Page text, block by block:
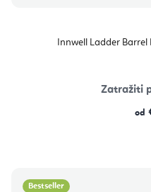
Innwell Ladder
Zatražiti
od
Bestseller